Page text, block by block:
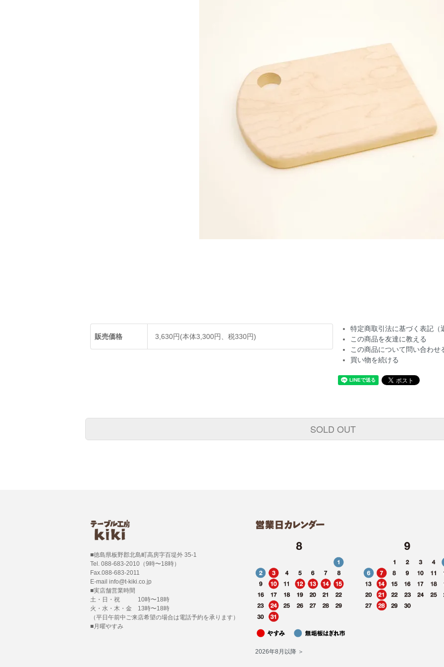
販売価格 3,630円(本体3,300円、税330円)
特定商取引法に基づく表記（
この商品を友達に教える
この商品について問い合わせ
買い物を続ける
SOLD OUT
■徳島県板野郡北島町高房字百堤外 35-1
Tel. 088-683-2010（9時〜18時）
Fax.088-683-2011
E-mail info@t-kiki.co.jp
■実店舗営業時間
土・日・祝 10時〜18時
火・水・木・金 13時〜18時
（平日午前中ご来店希望の場合は電話予約を承ります）
■月曜やすみ
2026年8月以降 ＞